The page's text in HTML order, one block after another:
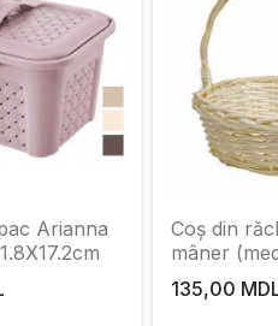
Arianna
Coș din
mâner
135,00